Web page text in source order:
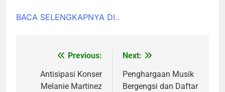
BACA SELENGKAPNYA DI..
navigation
Previous:
Antisipasi Konser
Melanie Martinez
Next:
Penghargaan Musik
Bergengsi dan Daftar